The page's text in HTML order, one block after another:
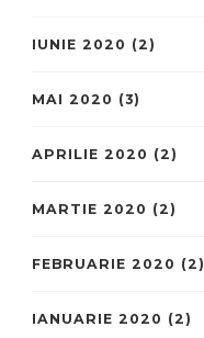
IUNIE 2020 (2)
MAI 2020 (3)
APRILIE 2020 (2)
MARTIE 2020 (2)
FEBRUARIE 2020 (2)
IANUARIE 2020 (2)